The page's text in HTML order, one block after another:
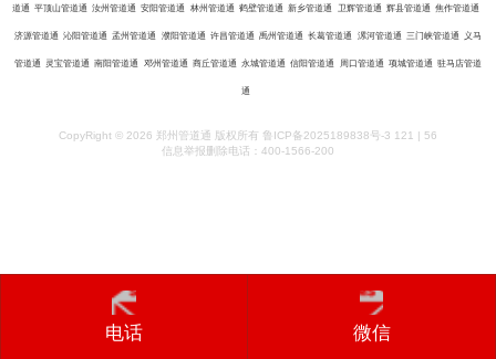
道通 平顶山管道通 汝州管道通 安阳管道通 林州管道通 鹤壁管道通 新乡管道通 卫辉管道通 辉县管道通 焦作管道通
济源管道通 沁阳管道通 孟州管道通 濮阳管道通 许昌管道通 禹州管道通 长葛管道通 漯河管道通 三门峡管道通 义马
管道通 灵宝管道通 南阳管道通 邓州管道通 商丘管道通 永城管道通 信阳管道通 周口管道通 项城管道通 驻马店管道
通
CopyRight © 2026 郑州管道通 版权所有 鲁ICP备2025189838号-3 121 | 56
信息举报删除电话：400-1566-200
电话 微信